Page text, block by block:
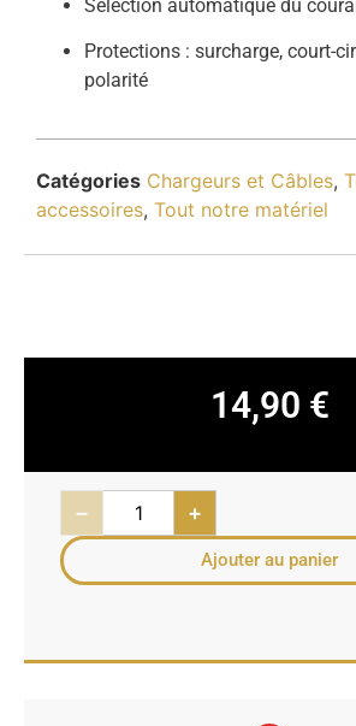
Sélection automatique du
Protections : surcharge, court-
polarité
Catégories Chargeurs et Câbles,
accessoires, Tout notre matériel
14,90 €
− +
Ajouter au panier